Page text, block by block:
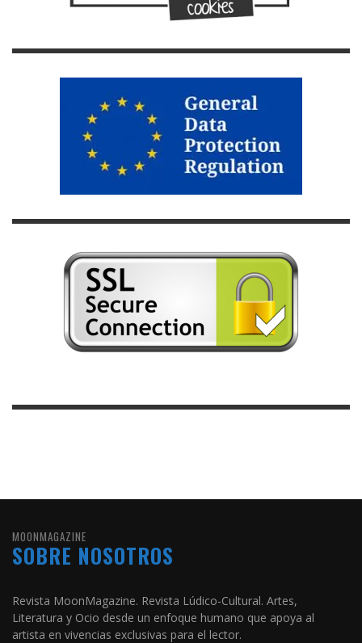
MOONMAGAZINE
SOBRE NOSOTROS
Revista MoonMagazine. Revista Lúdico-Cultural. Artes,
Literatura y Ocio desde un enfoque humano que apoya al
artista en vivencias exclusivas para el lector.